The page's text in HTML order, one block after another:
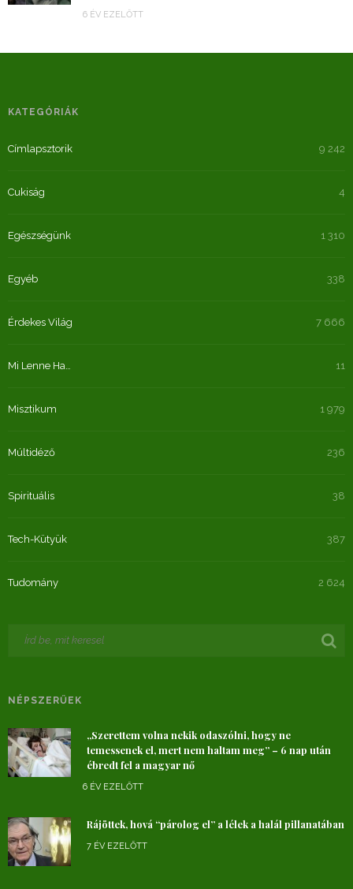
6 ÉV EZELŐTT
KATEGÓRIÁK
Címlapsztorik 9 242
Cukiság 4
Egészségünk 1 310
Egyéb 338
Érdekes Világ 7 666
Mi Lenne Ha… 11
Misztikum 1 979
Múltidéző 236
Spirituális 38
Tech-Kütyük 387
Tudomány 2 624
NÉPSZERŰEK
„Szerettem volna nekik odaszólni, hogy ne
temessenek el, mert nem haltam meg” – 6 nap után
ébredt fel a magyar nő
6 ÉV EZELŐTT
Rájöttek, hová “párolog el” a lélek a halál pillanatában
7 ÉV EZELŐTT